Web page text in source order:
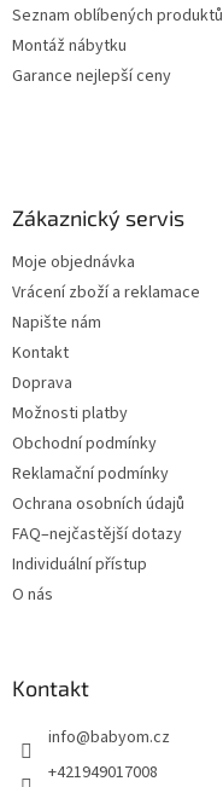
Seznam oblíbených produktů
Montáž nábytku
Garance nejlepší ceny
Zákaznický servis
Moje objednávka
Vrácení zboží a reklamace
Napište nám
Kontakt
Doprava
Možnosti platby
Obchodní podmínky
Reklamační podmínky
Ochrana osobních údajů
FAQ–nejčastější dotazy
Individuální přístup
O nás
Kontakt
info@babyom.cz
+421949017008